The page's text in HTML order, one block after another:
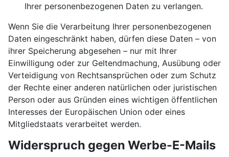
Ihrer personenbezogenen Daten zu verlangen.
Wenn Sie die Verarbeitung Ihrer personenbezogenen
Daten eingeschränkt haben, dürfen diese Daten – von
ihrer Speicherung abgesehen – nur mit Ihrer
Einwilligung oder zur Geltendmachung, Ausübung oder
Verteidigung von Rechtsansprüchen oder zum Schutz
der Rechte einer anderen natürlichen oder juristischen
Person oder aus Gründen eines wichtigen öffentlichen
Interesses der Europäischen Union oder eines
Mitgliedstaats verarbeitet werden.
Widerspruch gegen Werbe-E-Mails